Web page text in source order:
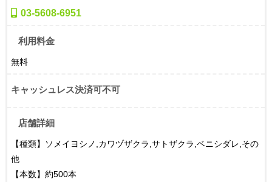
03-5608-6951
利用料金
無料
キャッシュレス決済可不可
店舗詳細
【種類】ソメイヨシノ,カワヅザクラ,サトザクラ,ベニシダレ,その
他
【本数】約500本